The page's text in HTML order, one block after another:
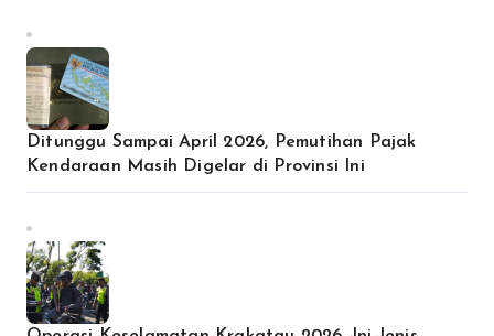
Ditunggu Sampai April 2026, Pemutihan Pajak
Kendaraan Masih Digelar di Provinsi Ini